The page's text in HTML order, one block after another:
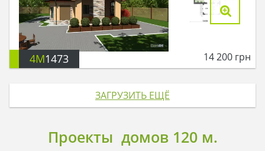
4M1473 14 200 грн
ЗАГРУЗИТЬ ЕЩЁ
Проекты домов 120 м.